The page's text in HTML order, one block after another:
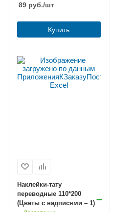
89 руб./шт
Купить
Наклейки-тату
переводные 110*200
(Цветы с надписями – 1)